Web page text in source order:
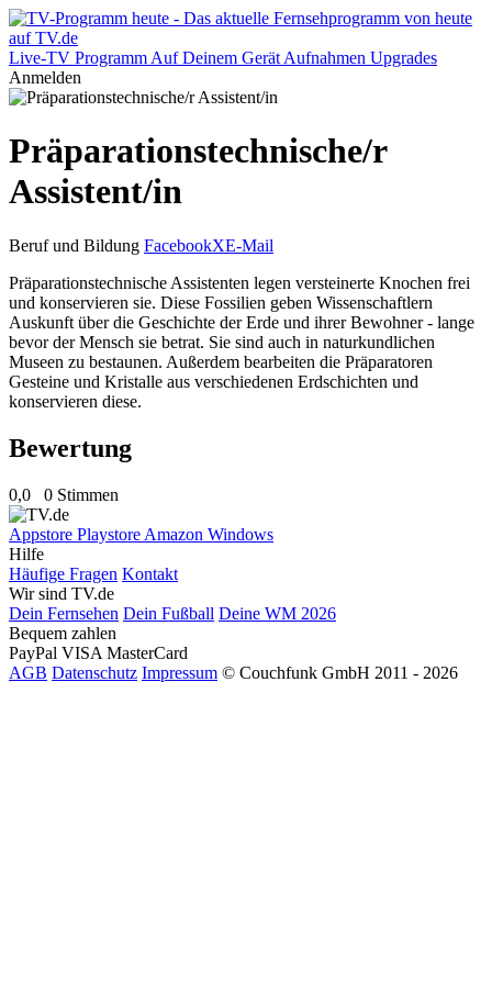
Live-TV Programm Auf Deinem Gerät Aufnahmen Upgrades
Anmelden
Präparationstechnische/r
Assistent/in
Beruf und Bildung FacebookXE-Mail
Präparationstechnische Assistenten legen versteinerte Knochen frei
und konservieren sie. Diese Fossilien geben Wissenschaftlern
Auskunft über die Geschichte der Erde und ihrer Bewohner - lange
bevor der Mensch sie betrat. Sie sind auch in naturkundlichen
Museen zu bestaunen. Außerdem bearbeiten die Präparatoren
Gesteine und Kristalle aus verschiedenen Erdschichten und
konservieren diese.
Bewertung
0,0 0 Stimmen
Appstore Playstore Amazon Windows
Hilfe
Häufige Fragen Kontakt
Wir sind TV.de
Dein Fernsehen Dein Fußball Deine WM 2026
Bequem zahlen
PayPal VISA MasterCard
AGB Datenschutz Impressum © Couchfunk GmbH 2011 - 2026